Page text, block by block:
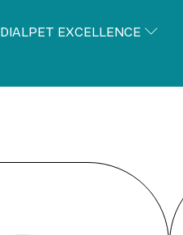
DIALPET EXCELLENCE